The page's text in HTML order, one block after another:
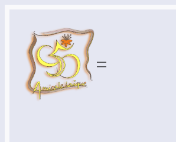
contenu